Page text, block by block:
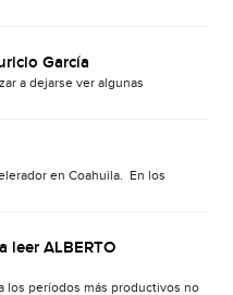
García
a dejarse ver algunas
en Coahuila. En los
leer ALBERTO
los períodos más productivos no